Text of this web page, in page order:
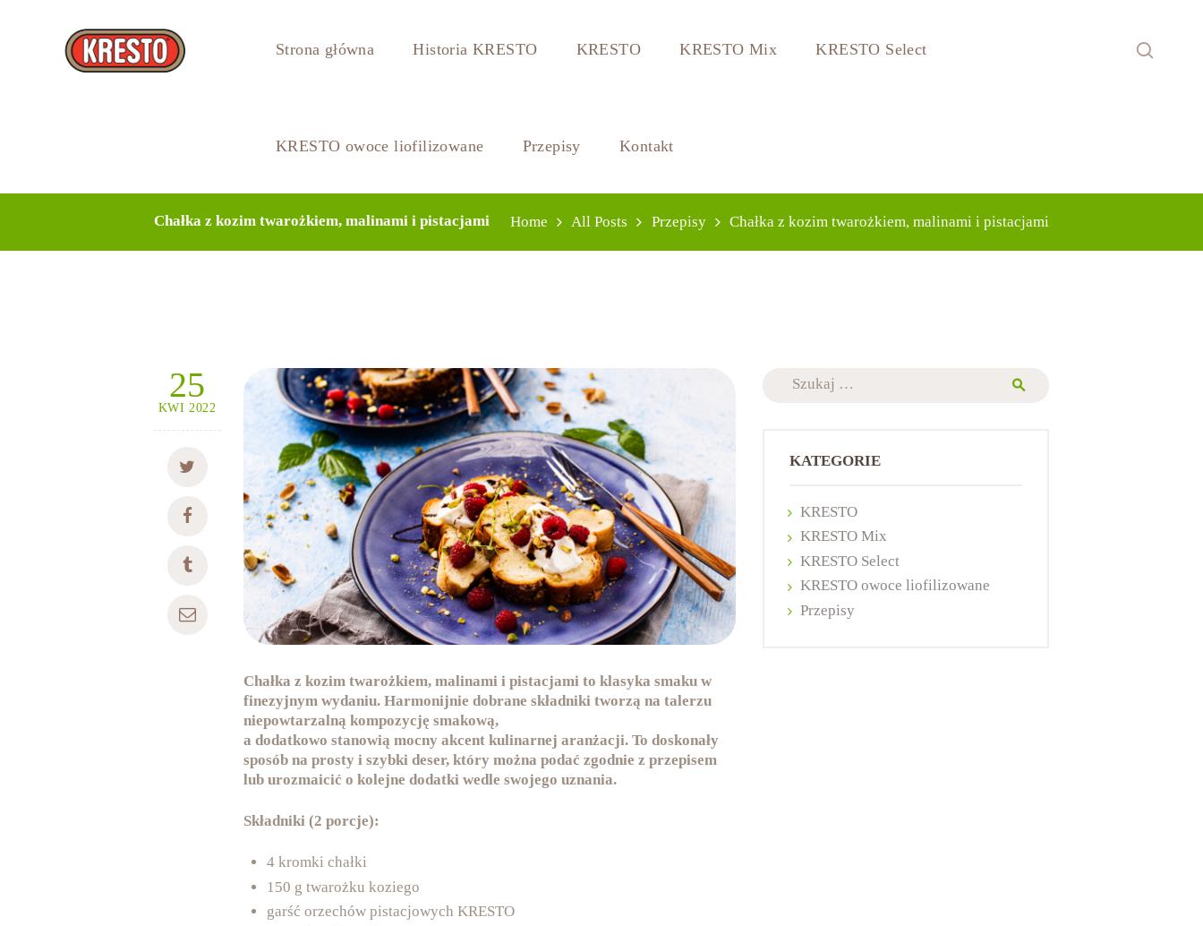
Strona główna Historia KRESTO KRESTO KRESTO Mix KRESTO Select
KRESTO owoce liofilizowane Przepisy Kontakt
Chałka z kozim twarożkiem, malinami i pistacjami Home All Posts Przepisy Chałka z kozim twarożkiem, malinami i pistacjami
25
KWI 2022
Chałka z kozim twarożkiem, malinami i pistacjami to klasyka smaku w
finezyjnym wydaniu. Harmonijnie dobrane składniki tworzą na talerzu
niepowtarzalną kompozycję smakową,
a dodatkowo stanowią mocny akcent kulinarnej aranżacji. To doskonały
sposób na prosty i szybki deser, który można podać zgodnie z przepisem
lub urozmaicić o kolejne dodatki wedle swojego uznania.
Składniki (2 porcje):
4 kromki chałki
150 g twarożku koziego
garść orzechów pistacjowych KRESTO
Szukaj:
KATEGORIE
KRESTO
KRESTO Mix
KRESTO Select
KRESTO owoce liofilizowane
Przepisy